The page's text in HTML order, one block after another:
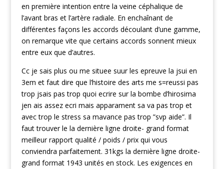
en première intention entre la veine céphalique de
l’avant bras et l’artère radiale. En enchaînant de
différentes façons les accords découlant d’une gamme,
on remarque vite que certains accords sonnent mieux
entre eux que d’autres.
Cc je sais plus ou me situee suur les epreuve la jsui en
3em et faut dire que l’histoire des arts me s=reussi pas
trop jsais pas trop quoi ecrire sur la bombe d’hirosima
jen ais assez ecri mais apparament sa va pas trop et
avec trop le stress sa mavance pas trop ”svp aide”. Il
faut trouver le la dernière ligne droite- grand format
meilleur rapport qualité / poids / prix qui vous
conviendra parfaitement. 31kgs la dernière ligne droite-
grand format 1943 unités en stock. Les exigences en